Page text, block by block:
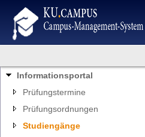
Informationsportal
Prüfungstermine
Prüfungsordnungen
Studiengänge